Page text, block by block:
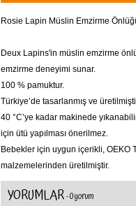
Rosie Lapin Müslin Emzirme
Deux Lapins'in müslin emzirme
emzirme deneyimi sunar.
100 % pamuktur.
Türkiye’de tasarlanmış ve
40 °C’ye kadar makinede
için ütü yapılması önerilmez.
Bebekler için uygun içerikli, OEKO
malzemelerinden üretilmiştir.
YORUMLAR- 0 yorum